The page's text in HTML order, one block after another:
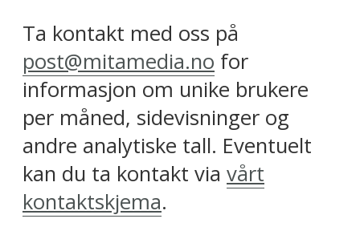
Ta kontakt med oss på
post@mitamedia.no for
informasjon om unike brukere
per måned, sidevisninger og
andre analytiske tall. Eventuelt
kan du ta kontakt via vårt
kontaktskjema.